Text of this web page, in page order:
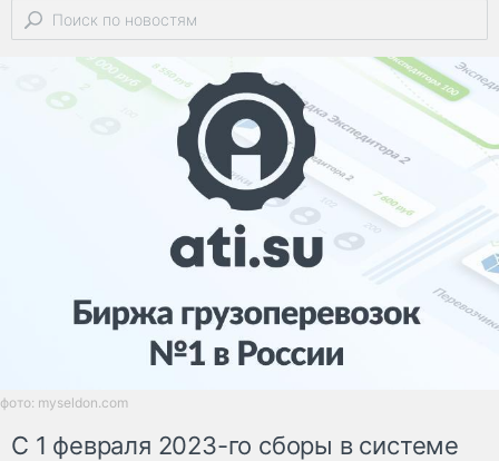
фото: myseldon.com
С 1 февраля 2023-го cборы в системе